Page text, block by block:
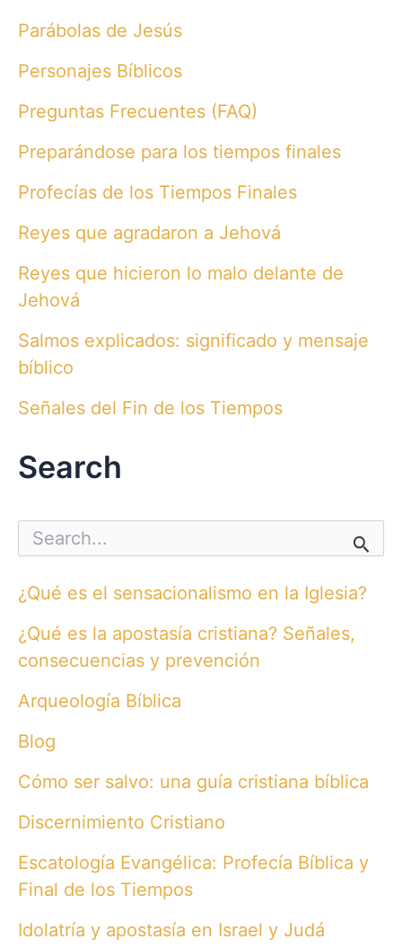
Parábolas de Jesús
Personajes Bíblicos
Preguntas Frecuentes (FAQ)
Preparándose para los tiempos finales
Profecías de los Tiempos Finales
Reyes que agradaron a Jehová
Reyes que hicieron lo malo delante de
Jehová
Salmos explicados: significado y mensaje
bíblico
Señales del Fin de los Tiempos
Search
c
f
o
r
¿Qué es el sensacionalismo en la Iglesia?
¿Qué es la apostasía cristiana? Señales,
consecuencias y prevención
Arqueología Bíblica
Blog
Cómo ser salvo: una guía cristiana bíblica
Discernimiento Cristiano
Escatología Evangélica: Profecía Bíblica y
Final de los Tiempos
Idolatría y apostasía en Israel y Judá